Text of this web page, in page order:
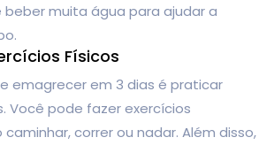
beber muita água para ajudar a
Físicos
emagrecer em 3 dias é praticar
Você pode fazer exercícios
correr ou nadar. Além disso,